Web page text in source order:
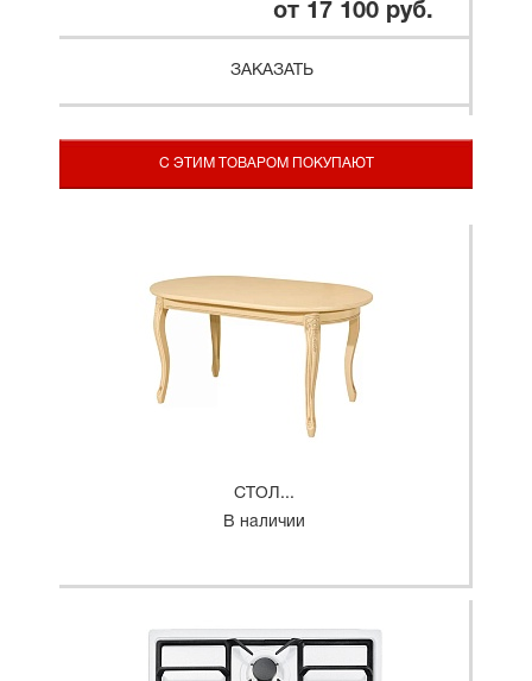
от 17 100 руб.
ЗАКАЗАТЬ
С ЭТИМ ТОВАРОМ ПОКУПАЮТ
СТОЛ...
В наличии